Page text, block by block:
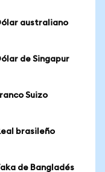
australiano
de Singapur
Suizo
brasileño
de Bangladés